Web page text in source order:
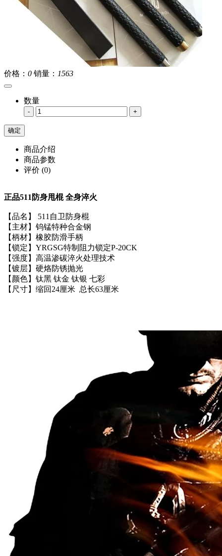
价格： 0 销量： 1563
数量
- +
商品介绍
商品参数
评价 (0)
正品511防身甩棍 全身淬火
【品名】 511自卫防身棍
【主材】钨锰特种合金钢
【柄材】橡胶防滑手柄
【锁定】YRGSG特制阻力锁定P-20CK
【强度】高温渗碳淬火处理技术
【镀层】硬烙防锈抛光
【颜色】钛黑 钛金 钛银 七彩
【尺寸】缩回24厘米 总长63厘米